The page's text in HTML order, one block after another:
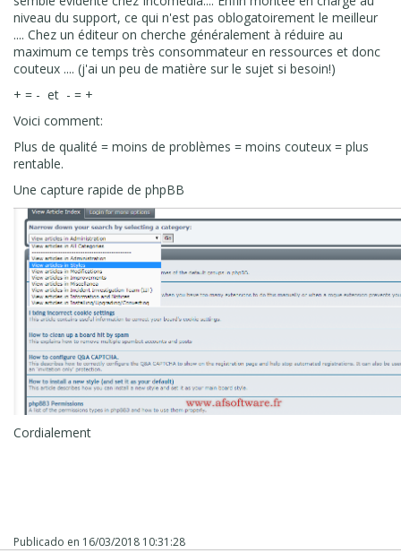
niveau du support, ce qui n'est pas oblogatoirement le meilleur
.... Chez un éditeur on cherche généralement à réduire au
maximum ce temps très consommateur en ressources et donc
couteux .... (j'ai un peu de matière sur le sujet si besoin!)
+ = - et - = +
Voici comment:
Plus de qualité = moins de problèmes = moins couteux = plus
rentable.
Une capture rapide de phpBB
Cordialement
Publicado en 16/03/2018 10:31:28